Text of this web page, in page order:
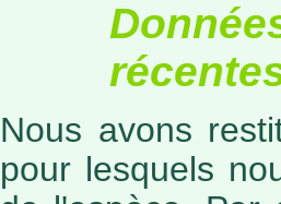
Nous avons
pour lesquels